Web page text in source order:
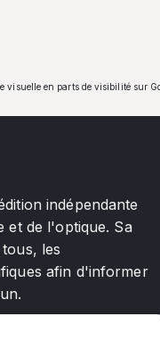
en parts de visibilité sur
indépendante
et de l'optique. Sa
les
afin d'informer